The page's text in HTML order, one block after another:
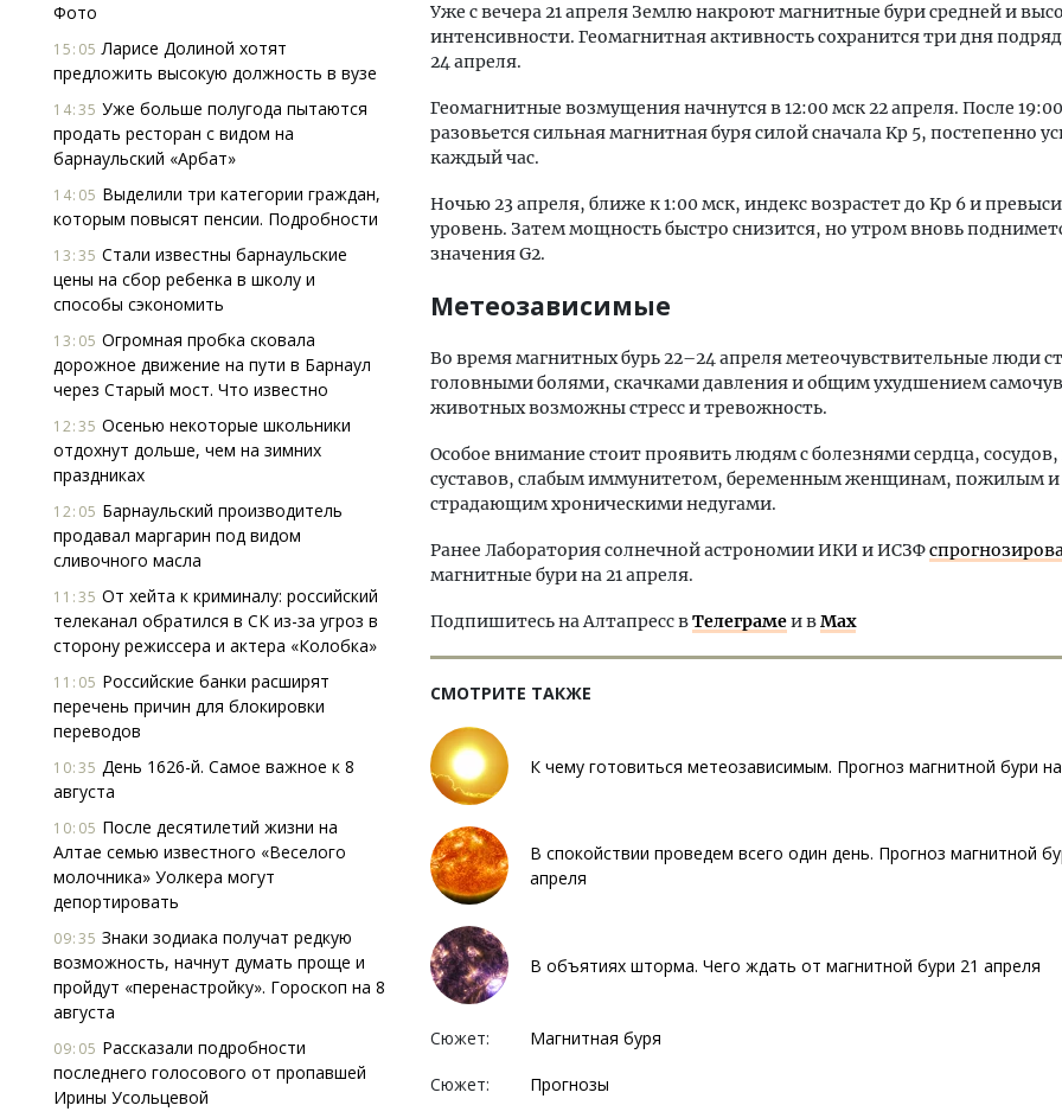
Фото
15:05 Ларисе Долиной хотят
предложить высокую должность в вузе
14:35 Уже больше полугода пытаются
продать ресторан с видом на
барнаульский «Арбат»
14:05 Выделили три категории граждан,
которым повысят пенсии. Подробности
13:35 Стали известны барнаульские
цены на сбор ребенка в школу и
способы сэкономить
13:05 Огромная пробка сковала
дорожное движение на пути в Барнаул
через Старый мост. Что известно
12:35 Осенью некоторые школьники
отдохнут дольше, чем на зимних
праздниках
12:05 Барнаульский производитель
продавал маргарин под видом
сливочного масла
11:35 От хейта к криминалу: российский
телеканал обратился в СК из-за угроз в
сторону режиссера и актера «Колобка»
11:05 Российские банки расширят
перечень причин для блокировки
переводов
10:35 День 1626-й. Самое важное к 8
августа
10:05 После десятилетий жизни на
Алтае семью известного «Веселого
молочника» Уолкера могут
депортировать
09:35 Знаки зодиака получат редкую
возможность, начнут думать проще и
пройдут «перенастройку». Гороскоп на 8
августа
09:05 Рассказали подробности
последнего голосового от пропавшей
Ирины Усольцевой
Уже с вечера 21 апреля Землю накроют магнитные бури средней и
интенсивности. Геомагнитная активность сохранится три дня
24 апреля.
Геомагнитные возмущения начнутся в 12:00 мск 22 апреля. После
разовьется сильная магнитная буря силой сначала Kp 5, постепенно
каждый час.
Ночью 23 апреля, ближе к 1:00 мск, индекс возрастет до Kp 6 и
уровень. Затем мощность быстро снизится, но утром вновь
значения G2.
Метеозависимые
Во время магнитных бурь 22–24 апреля метеочувствительные люди
головными болями, скачками давления и общим ухудшением
животных возможны стресс и тревожность.
Особое внимание стоит проявить людям с болезнями сердца,
суставов, слабым иммунитетом, беременным женщинам, пожилым и
страдающим хроническими недугами.
Ранее Лаборатория солнечной астрономии ИКИ и ИСЗФ
магнитные бури на 21 апреля.
Подпишитесь на Алтапресс вТелеграмеи вMax
СМОТРИТЕ ТАКЖЕ
К чему готовиться метеозависимым. Прогноз магнитной бури
В спокойствии проведем всего один день. Прогноз магнитной
апреля
В объятиях шторма. Чего ждать от магнитной бури 21 апреля
Сюжет: Магнитная буря
Сюжет: Прогнозы